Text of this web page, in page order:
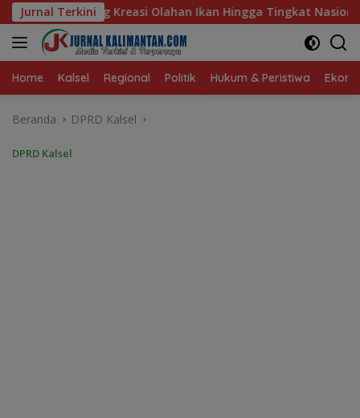
Langsung
ke
konten
Jurnal Terkini
Hingga Tingkat Nasional Pada Lomba Masak Serba Ikan
Home Kalsel Regional Politik Hukum & Peristiwa
Beranda DPRD Kalsel
DPRD Kalsel